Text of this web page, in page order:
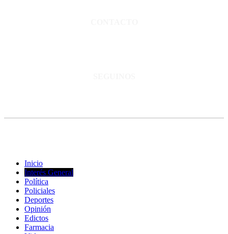
Inicio
Interés General
Política
Policiales
Deportes
Opinión
Edictos
Farmacia